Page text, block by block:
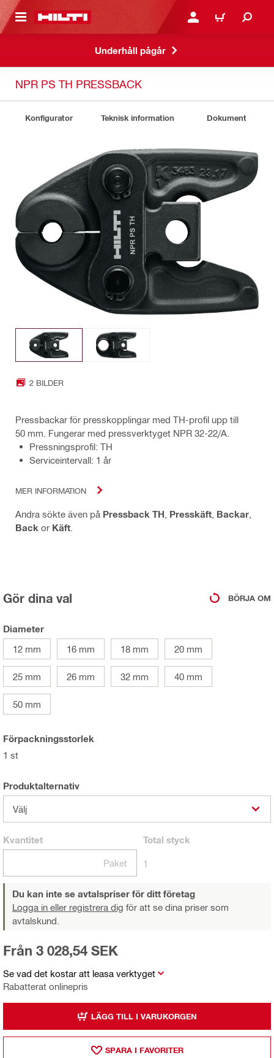
GÅ TILL HUVUDSIDAN LOGGA IN ELLER
VARUKORG
Underhåll pågår
NPR PS TH PRESSBACK
Konfigurator Teknisk information Dokument
2 BILDER
Pressbackar för presskopplingar med TH-profil upp till
50 mm. Fungerar med pressverktyget NPR 32-22/A.
Pressningsprofil: TH
Serviceintervall: 1 år
MER INFORMATION
Andra sökte även på Pressback TH Presskäft Backar
Back or Käft
Gör dina val BÖRJA OM
Diameter
12 mm
16 mm 18 mm 20 mm
25 mm 26 mm 32 mm 40 mm
50 mm
Förpackningsstorlek
1 st
Produktalternativ
Välj
Kvantitet
Paket
Total styck
1
Du kan inte se avtalspriser för ditt företag
Logga in eller registrera dig för att se dina priser som
avtalskund.
Se vad det kostar att leasa verktyget
Rabatterat onlinepris
Från 3 028,54 SEK
LÄGG TILL I VARUKORGEN
SPARA I FAVORITER